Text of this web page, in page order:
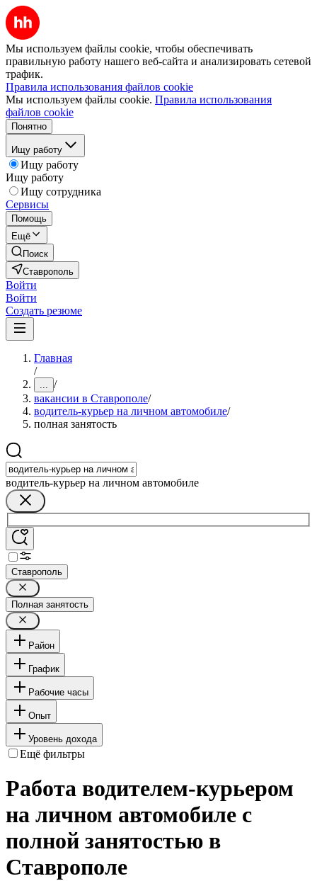
Мы используем файлы cookie, чтобы обеспечивать
правильную работу нашего веб-сайта и анализировать сетевой
трафик.
Правила использования файлов cookie
Мы используем файлы cookie. Правила использования
файлов cookie
Понятно
Ищу работу
Ищу работу
Ищу работу
Ищу сотрудника
Сервисы
Помощь
Ещё
Поиск
Ставрополь
Войти
Войти
Создать резюме
Главная
/
... /
вакансии в Ставрополе/
водитель-курьер на личном автомобиле/
полная занятость
водитель-курьер на личном автомобиле
Ставрополь
Полная занятость
Район
График
Рабочие часы
Опыт
Уровень дохода
Ещё фильтры
Работа водителем-курьером
на личном автомобиле с
полной занятостью в
Ставрополе